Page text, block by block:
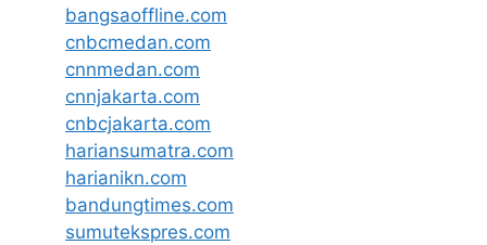
bangsaoffline.com
cnbcmedan.com
cnnmedan.com
cnnjakarta.com
cnbcjakarta.com
hariansumatra.com
harianikn.com
bandungtimes.com
sumutekspres.com